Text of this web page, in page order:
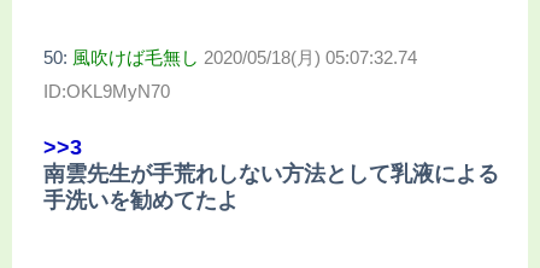
50: 風吹けば毛無し 2020/05/18(月) 05:07:32.74
ID:OKL9MyN70
>>3
南雲先生が手荒れしない方法として乳液による
手洗いを勧めてたよ